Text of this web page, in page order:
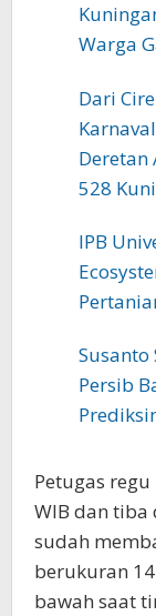
Warga
Dari
Deretan
528
IPB
Susanto
Persib
Petugas
WIB dan tiba
sudah
berukuran
bawah saat